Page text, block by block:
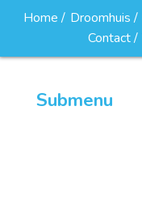
Home Droomhuis
Contact
Submenu